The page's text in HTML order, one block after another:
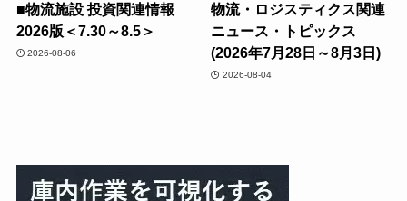
■物流施設 投資関連情報
2026版＜7.30～8.5＞
2026-08-06
物流・ロジスティクス関連
ニュース・トピックス
(2026年7月28日～8月3日)
2026-08-04